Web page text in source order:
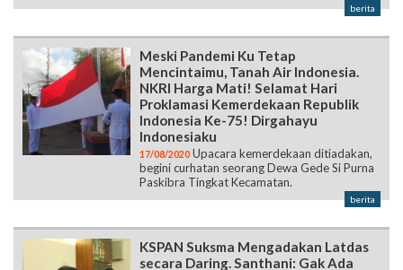
berita
Meski Pandemi Ku Tetap
Mencintaimu, Tanah Air Indonesia.
NKRI Harga Mati! Selamat Hari
Proklamasi Kemerdekaan Republik
Indonesia Ke-75! Dirgahayu
Indonesiaku
17/08/2020 Upacara kemerdekaan ditiadakan,
begini curhatan seorang Dewa Gede Si Purna
Paskibra Tingkat Kecamatan.
berita
KSPAN Suksma Mengadakan Latdas
secara Daring. Santhani: Gak Ada